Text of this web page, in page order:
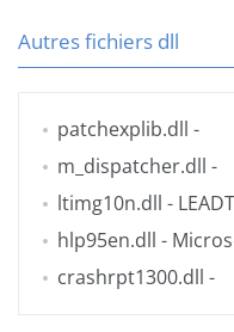
Autres fichiers dll
patchexplib.dll -
m_dispatcher.dll -
ltimg10n.dll -
hlp95en.dll -
crashrpt1300.dll -